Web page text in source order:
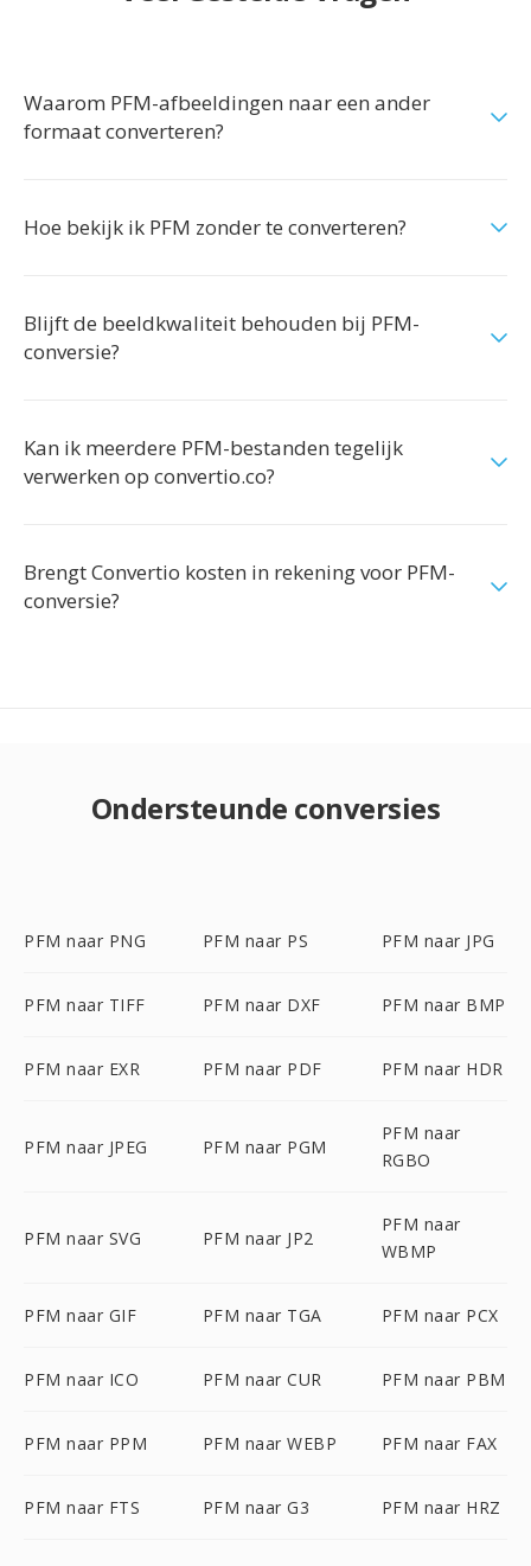
Waarom PFM-afbeeldingen naar een ander
formaat converteren?
Hoe bekijk ik PFM zonder te converteren?
Blijft de beeldkwaliteit behouden bij PFM-
conversie?
Kan ik meerdere PFM-bestanden tegelijk
verwerken op convertio.co?
Brengt Convertio kosten in rekening voor PFM-
conversie?
Ondersteunde conversies
PFM naar PNG PFM naar PS PFM naar JPG
PFM naar TIFF PFM naar DXF PFM naar BMP
PFM naar EXR PFM naar PDF PFM naar HDR
PFM naar JPEG PFM naar PGM
PFM naar
RGBO
PFM naar SVG PFM naar JP2
PFM naar
WBMP
PFM naar GIF PFM naar TGA PFM naar PCX
PFM naar ICO PFM naar CUR PFM naar PBM
PFM naar PPM PFM naar WEBP PFM naar FAX
PFM naar FTS PFM naar G3 PFM naar HRZ